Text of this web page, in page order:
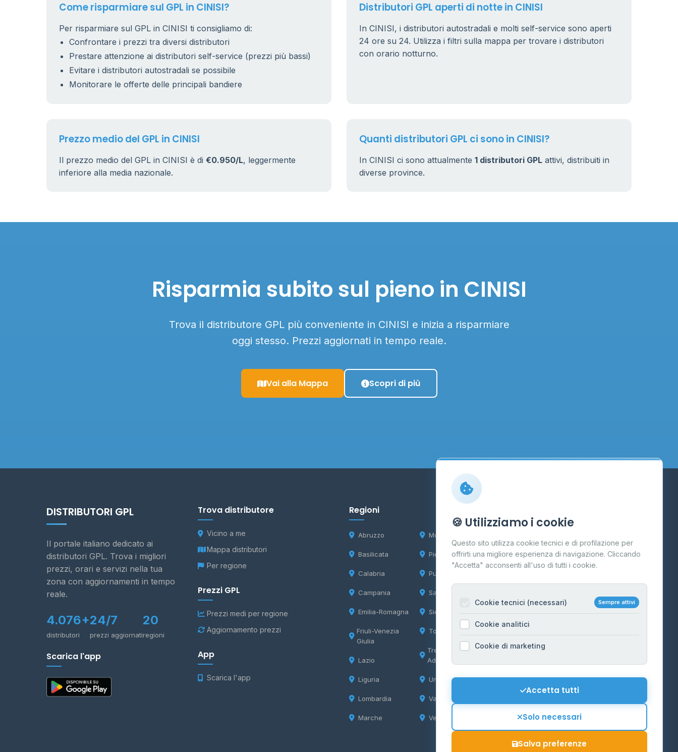
Come risparmiare sul GPL in CINISI?
Per risparmiare sul GPL in CINISI ti consigliamo di:
Confrontare i prezzi tra diversi distributori
Prestare attenzione ai distributori self-service (prezzi più bassi)
Evitare i distributori autostradali se possibile
Monitorare le offerte delle principali bandiere
Distributori GPL aperti di notte in CINISI
In CINISI, i distributori autostradali e molti self-service sono aperti
24 ore su 24. Utilizza i filtri sulla mappa per trovare i distributori
con orario notturno.
Prezzo medio del GPL in CINISI
Il prezzo medio del GPL in CINISI è di €0.950/L, leggermente
inferiore alla media nazionale.
Quanti distributori GPL ci sono in CINISI?
In CINISI ci sono attualmente 1 distributori GPL attivi, distribuiti in
diverse province.
Risparmia subito sul pieno in CINISI
Trova il distributore GPL più conveniente in CINISI e inizia a risparmiare
oggi stesso. Prezzi aggiornati in tempo reale.
Vai alla Mappa Scopri di più
DISTRIBUTORI GPL
Il portale italiano dedicato ai
distributori GPL. Trova i migliori
prezzi, orari e servizi nella tua
zona con aggiornamenti in tempo
reale.
4.076+
distributori
24/7
prezzi aggiornati
20
regioni
Scarica l'app
Trova distributore
Vicino a me
Mappa distributori
Per regione
Prezzi GPL
Prezzi medi per regione
Aggiornamento prezzi
App
Scarica l'app
Regioni
Abruzzo
Basilicata
Calabria
Campania
Emilia-Romagna
Friuli-Venezia
Giulia
Lazio
Liguria
Lombardia
Marche
Molise
Piemonte
Puglia
Sardegna
Sicilia
Toscana
Trentino-Alto
Adige
Umbria
Valle d'Aosta
Veneto
Contatti
Per gestori
Informazioni legali
Privacy Policy
Cookie Policy
Mappa del sito
Contattaci
🍪 Utilizziamo i cookie
Questo sito utilizza cookie tecnici e di profilazione per
offrirti una migliore esperienza di navigazione. Cliccando
"Accetta" acconsenti all'uso di tutti i cookie.
Cookie tecnici (necessari) Sempre attivi
Cookie analitici
Cookie di marketing
Accetta tutti
Solo necessari
Salva preferenze